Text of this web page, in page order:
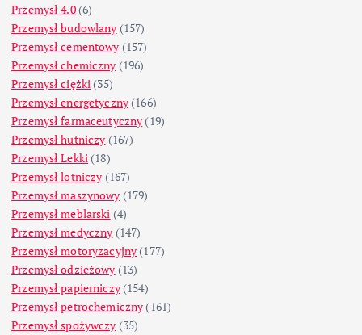
Przemysł 4.0(6)
Przemysł budowlany (157)
Przemysł cementowy (157)
Przemysł chemiczny (196)
Przemysł ciężki (35)
Przemysł energetyczny (166)
Przemysł farmaceutyczny (19)
Przemysł hutniczy (167)
Przemysł Lekki (18)
Przemysł lotniczy (167)
Przemysł maszynowy (179)
Przemysł meblarski (4)
Przemysł medyczny (147)
Przemysł motoryzacyjny (177)
Przemysł odzieżowy (13)
Przemysł papierniczy(154)
Przemysł petrochemiczny (161)
Przemysł spożywczy (35)